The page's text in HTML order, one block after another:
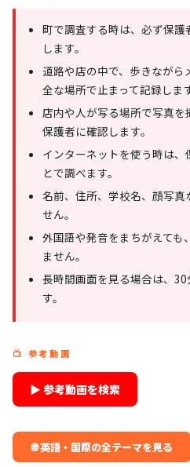
町で調査する時は、必ず保
します。
道路や店の中で、歩きなが
全な場所で止まって記録しま
店内や人が写る場所で写真
保護者に確認します。
インターネットを使う時は
とで調べます。
名前、住所、学校名、顔写真
せん。
外国語や発音をまちがえても
ません。
長時間画面を見る場合は、
す。
📺 参考動画
▶ 参考動画を検索
🌐 英語・国際の全テーマを見る